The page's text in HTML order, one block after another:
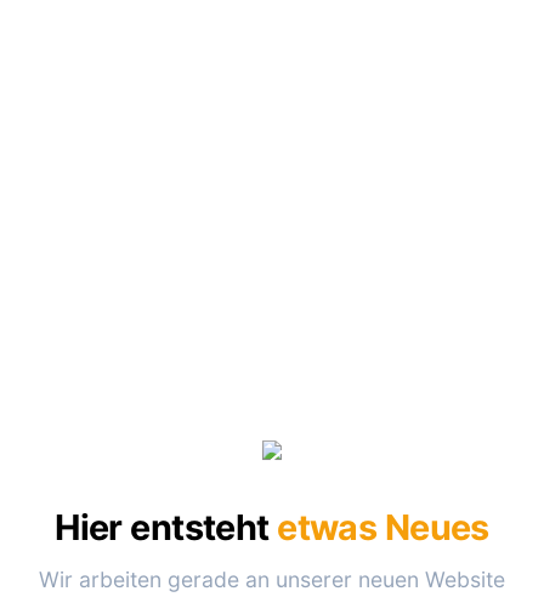
Hier entsteht etwas Neues
Wir arbeiten gerade an unserer neuen Website